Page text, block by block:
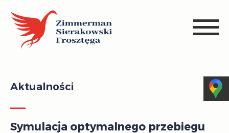
Aktualności
Symulacja optymalnego przebiegu